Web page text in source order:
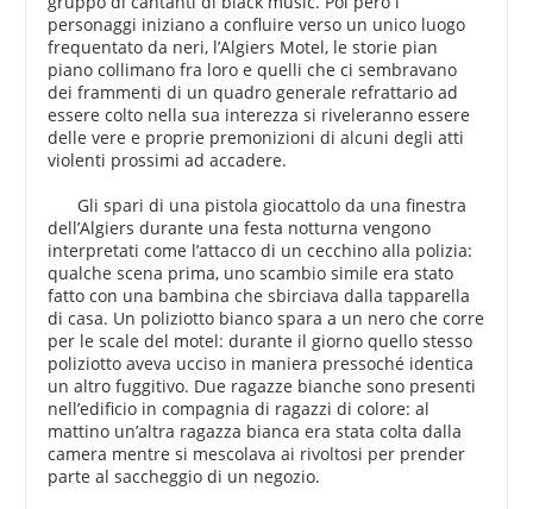
personaggi iniziano a confluire verso un unico luogo
frequentato da neri, l’Algiers Motel, le storie pian
piano collimano fra loro e quelli che ci sembravano
dei frammenti di un quadro generale refrattario ad
essere colto nella sua interezza si riveleranno essere
delle vere e proprie premonizioni di alcuni degli atti
violenti prossimi ad accadere.
Gli spari di una pistola giocattolo da una finestra
dell’Algiers durante una festa notturna vengono
interpretati come l’attacco di un cecchino alla polizia:
qualche scena prima, uno scambio simile era stato
fatto con una bambina che sbirciava dalla tapparella
di casa. Un poliziotto bianco spara a un nero che corre
per le scale del motel: durante il giorno quello stesso
poliziotto aveva ucciso in maniera pressoché identica
un altro fuggitivo. Due ragazze bianche sono presenti
nell’edificio in compagnia di ragazzi di colore: al
mattino un’altra ragazza bianca era stata colta dalla
camera mentre si mescolava ai rivoltosi per prender
parte al saccheggio di un negozio.